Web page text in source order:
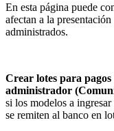
En esta página puede
afectan a la
administrados.
Crear lotes para
administrador
si los modelos a
se remiten al banco en